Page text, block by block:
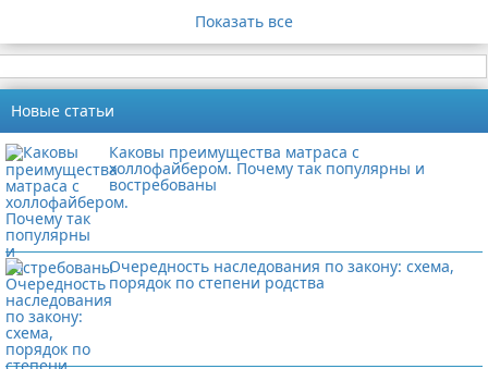
Показать все
Новые статьи
Каковы преимущества матраса с
холлофайбером. Почему так популярны и
востребованы
Очередность наследования по закону: схема,
порядок по степени родства